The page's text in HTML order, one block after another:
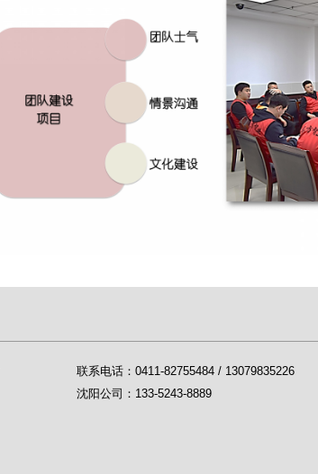
联系电话：0411-82755484 / 13079835226
沈阳公司：133-5243-8889